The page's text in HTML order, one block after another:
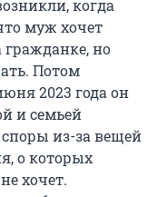
когда
муж хочет
но
Потом
2023 года он
и семьей
из-за вещей
о которых
хочет.